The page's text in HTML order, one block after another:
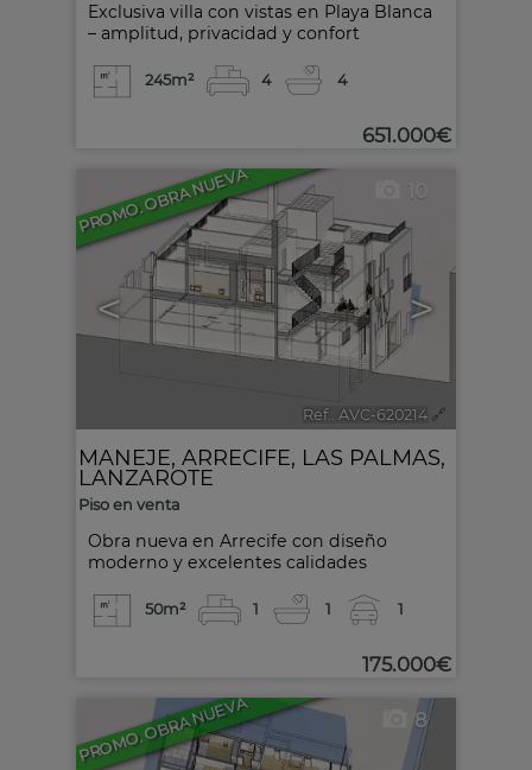
Exclusiva villa con vistas en Playa Blanca
– amplitud, privacidad y confort
245m² 4 4
651.000€
PROMO. OBRA NUEVA
< >
10
Ref.. AVC-620214 🔗
Obra nueva en Arrecife con diseño
moderno y excelentes calidades
MANEJE, ARRECIFE, LAS PALMAS,
LANZAROTE
Piso en venta
50m² 1 1 1
175.000€
PROMO. OBRA NUEVA 8